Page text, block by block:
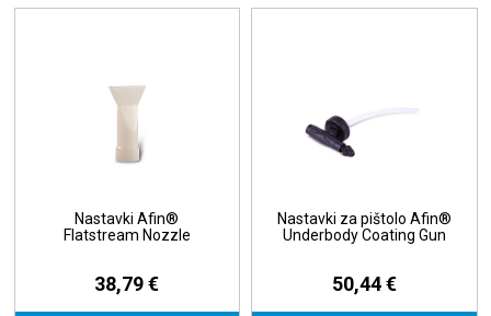
Nastavki Afin®
Flatstream Nozzle
38,79 €
Nastavki za pištolo Afin®
Underbody Coating Gun
50,44 €